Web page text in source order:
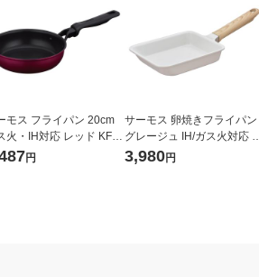
モス フライパン 20cm
火・IH対応 レッド KFM-
R1個円
サーモス 卵焼きフライパン
グレージュ IH/ガス火対応 K
FO-013E GG 1個 軽量 フッ
3,980円